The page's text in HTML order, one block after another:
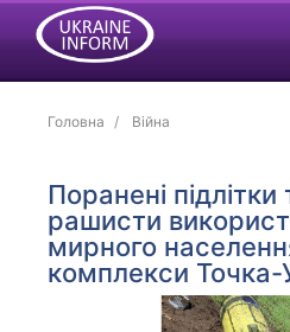
Головна Війна
Поранені підлітки
рашисти
мирного
комплекси Точка-